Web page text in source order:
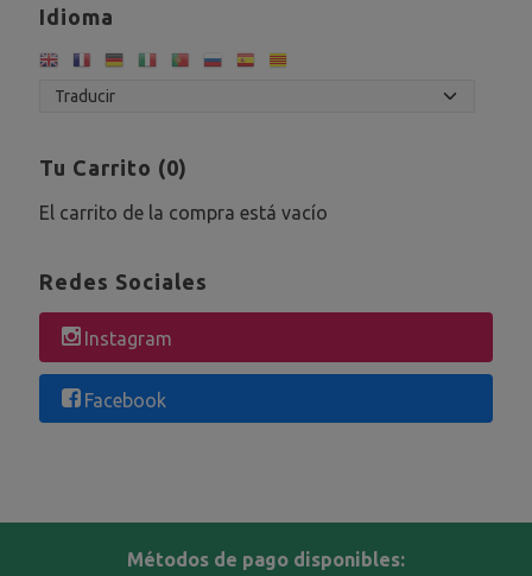
Idioma
Tu Carrito (0)
El carrito de la compra está vacío
Redes Sociales
Instagram
Facebook
Métodos de pago disponibles: